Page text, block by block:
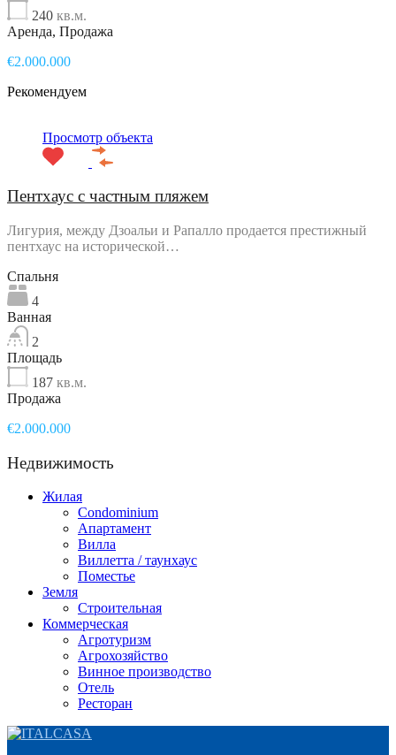
240 кв.м.
Аренда, Продажа
€2.000.000
Рекомендуем
Просмотр объекта
Пентхаус с частным пляжем
Лигурия, между Дзоальи и Рапалло продается престижный
пентхаус на исторической…
Спальня
4
Ванная
2
Площадь
187 кв.м.
Продажа
€2.000.000
Недвижимость
Жилая
Condominium
Апартамент
Вилла
Виллетта / таунхаус
Поместье
Земля
Строительная
Коммерческая
Агротуризм
Агрохозяйство
Винное производство
Отель
Ресторан